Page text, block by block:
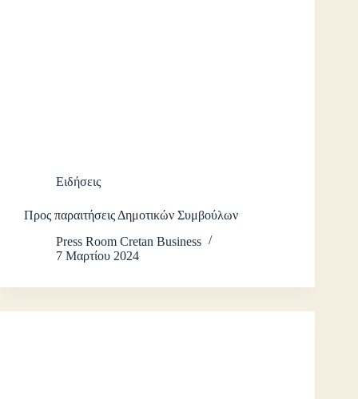
Ειδήσεις
Προς παραιτήσεις Δημοτικών Συμβούλων
Press Room Cretan Business
7 Μαρτίου 2024